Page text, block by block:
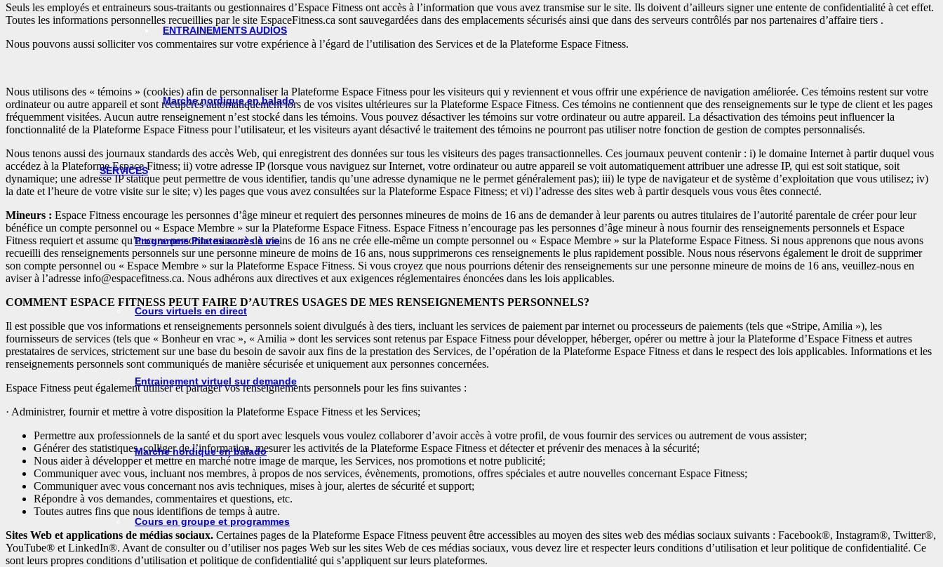
ENTRAINEMENTS AUDIOS
Marche nordique en balado
SERVICES
Programme Pilates accès à vie
Cours virtuels en direct
Entrainement virtuel sur demande
Marche nordique en balado
Cours en groupe et programmes
Seuls les employés et entraineurs sous-traitants ou gestionnaires d’Espace Fitness ont accès à l’information que vous avez transmise sur le site. Ils doivent d’ailleurs signer une entente de confidentialité à cet effet.
Toutes les informations personnelles recueillies par le site EspaceFitness.ca sont sauvegardées dans des emplacements sécurisés ainsi que dans des serveurs contrôlés par nos partenaires d’affaire tiers .
Nous pouvons aussi solliciter vos commentaires sur votre expérience à l’égard de l’utilisation des Services et de la Plateforme Espace Fitness.
Nous utilisons des « témoins » (cookies) afin de personnaliser la Plateforme Espace Fitness pour les visiteurs qui y reviennent et vous offrir une expérience de navigation améliorée. Ces témoins restent sur votre
ordinateur ou autre appareil et sont récupérés automatiquement lors de vos visites ultérieures sur la Plateforme Espace Fitness. Ces témoins ne contiennent que des renseignements sur le type de client et les pages
fréquemment visitées. Aucun autre renseignement n’est stocké dans les témoins. Vous pouvez désactiver les témoins sur votre ordinateur ou autre appareil. La désactivation des témoins peut influencer la
fonctionnalité de la Plateforme Espace Fitness pour l’utilisateur, et les visiteurs ayant désactivé le traitement des témoins ne pourront pas utiliser notre fonction de gestion de comptes personnalisés.
Nous tenons aussi des journaux standards des accès Web, qui enregistrent des données sur tous les visiteurs des pages transactionnelles. Ces journaux peuvent contenir : i) le domaine Internet à partir duquel vous
accédez à la Plateforme Espace Fitness; ii) votre adresse IP (lorsque vous naviguez sur Internet, votre ordinateur ou autre appareil se voit automatiquement attribuer une adresse IP, qui est soit statique, soit
dynamique; une adresse IP statique peut permettre de vous identifier, tandis qu’une adresse dynamique ne le permet généralement pas); iii) le type de navigateur et de système d’exploitation que vous utilisez; iv)
la date et l’heure de votre visite sur le site; v) les pages que vous avez consultées sur la Plateforme Espace Fitness; et vi) l’adresse des sites web à partir desquels vous vous êtes connecté.
Mineurs : Espace Fitness encourage les personnes d’âge mineur et requiert des personnes mineures de moins de 16 ans de demander à leur parents ou autres titulaires de l’autorité parentale de créer pour leur
bénéfice un compte personnel ou « Espace Membre » sur la Plateforme Espace Fitness. Espace Fitness n’encourage pas les personnes d’âge mineur à nous fournir des renseignements personnels et Espace
Fitness requiert et assume qu’aucune personne mineure de moins de 16 ans ne crée elle-même un compte personnel ou « Espace Membre » sur la Plateforme Espace Fitness. Si nous apprenons que nous avons
recueilli des renseignements personnels sur une personne mineure de moins de 16 ans, nous supprimerons ces renseignements le plus rapidement possible. Nous nous réservons également le droit de supprimer
son compte personnel ou « Espace Membre » sur la Plateforme Espace Fitness. Si vous croyez que nous pourrions détenir des renseignements sur une personne mineure de moins de 16 ans, veuillez-nous en
aviser à l’adresse info@espacefitness.ca. Nous adhérons aux directives et aux exigences réglementaires énoncées dans les lois applicables.
COMMENT ESPACE FITNESS PEUT FAIRE D’AUTRES USAGES DE MES RENSEIGNEMENTS PERSONNELS?
Il est possible que vos informations et renseignements personnels soient divulgués à des tiers, incluant les services de paiement par internet ou processeurs de paiements (tels que «Stripe, Amilia »), les
fournisseurs de services (tels que « Bonheur en vrac », « Amilia » dont les services sont retenus par Espace Fitness pour développer, héberger, opérer ou mettre à jour la Plateforme d’Espace Fitness et autres
prestataires de services, strictement sur une base du besoin de savoir aux fins de la prestation des Services, de l’opération de la Plateforme Espace Fitness et dans le respect des lois applicables. Informations et les
renseignements personnels sont communiqués de manière sécurisée et uniquement aux personnes concernées.
Espace Fitness peut également utiliser et partager vos renseignements personnels pour les fins suivantes :
· Administrer, fournir et mettre à votre disposition la Plateforme Espace Fitness et les Services;
Permettre aux professionnels de la santé et du sport avec lesquels vous voulez collaborer d’avoir accès à votre profil, de vous fournir des services ou autrement de vous assister;
Générer des statistiques, colliger de l’information, mesurer les activités de la Plateforme Espace Fitness et détecter et prévenir des menaces à la sécurité;
Nous aider à développer et mettre en marché notre image de marque, les Services, nos promotions et notre publicité;
Communiquer avec vous, incluant nos membres, à propos de nos services, évènements, promotions, offres spéciales et autre nouvelles concernant Espace Fitness;
Communiquer avec vous concernant nos avis techniques, mises à jour, alertes de sécurité et support;
Répondre à vos demandes, commentaires et questions, etc.
Toutes autres fins que nous identifions de temps à autre.
Sites Web et applications de médias sociaux. Certaines pages de la Plateforme Espace Fitness peuvent être accessibles au moyen des sites web des médias sociaux suivants : Facebook®, Instagram®, Twitter®,
YouTube® et LinkedIn®. Avant de consulter ou d’utiliser nos pages Web sur les sites Web de ces médias sociaux, vous devez lire et respecter leurs conditions d’utilisation et leur politique de confidentialité. Ce
sont leurs propres conditions d’utilisation et politique de confidentialité qui s’appliquent sur leurs plateformes.